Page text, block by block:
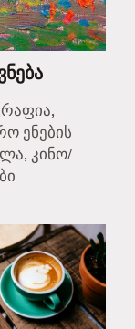
ენების
კინო/